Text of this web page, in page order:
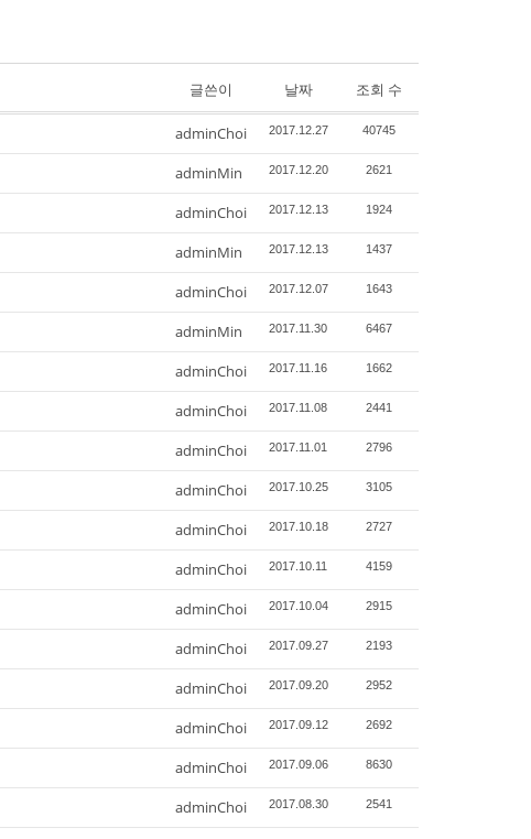
글쓴이 날짜 조회 수
adminChoi 2017.12.27 40745
adminMin 2017.12.20 2621
adminChoi 2017.12.13 1924
adminMin 2017.12.13 1437
adminChoi 2017.12.07 1643
adminMin 2017.11.30 6467
adminChoi 2017.11.16 1662
adminChoi 2017.11.08 2441
adminChoi 2017.11.01 2796
adminChoi 2017.10.25 3105
adminChoi 2017.10.18 2727
adminChoi 2017.10.11 4159
adminChoi 2017.10.04 2915
adminChoi 2017.09.27 2193
adminChoi 2017.09.20 2952
adminChoi 2017.09.12 2692
adminChoi 2017.09.06 8630
adminChoi 2017.08.30 2541